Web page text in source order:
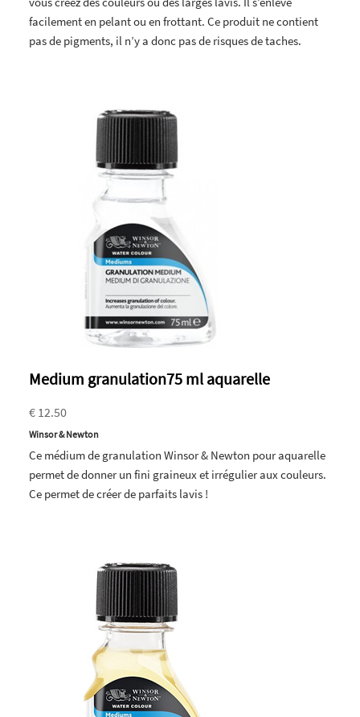
facilement en pelant ou en frottant. Ce produit ne contient
pas de pigments, il n’y a donc pas de risques de taches.
Medium granulation75 ml aquarelle
€ 12.50
Winsor & Newton
Ce médium de granulation Winsor & Newton pour aquarelle
permet de donner un fini graineux et irrégulier aux couleurs.
Ce permet de créer de parfaits lavis !